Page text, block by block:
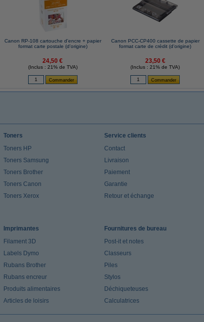
Canon RP-108 cartouche d'encre + papier
format carte postale (d'origine)
24,50 €
(Inclus : 21% de TVA)
Canon PCC-CP400 cassette de papier
format carte de crédit (d'origine)
23,50 €
(Inclus : 21% de TVA)
Toners
Toners HP
Toners Samsung
Toners Brother
Toners Canon
Toners Xerox
Service clients
Contact
Livraison
Paiement
Garantie
Retour et échange
Imprimantes
Filament 3D
Labels Dymo
Rubans Brother
Rubans encreur
Produits alimentaires
Articles de loisirs
Fournitures de bureau
Post-it et notes
Classeurs
Piles
Stylos
Déchiqueteuses
Calculatrices